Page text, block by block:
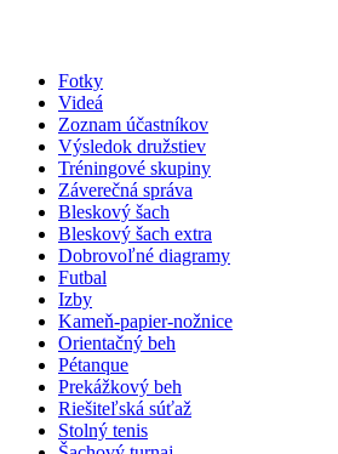
Fotky
Videá
Zoznam účastníkov
Výsledok družstiev
Tréningové skupiny
Záverečná správa
Bleskový šach
Bleskový šach extra
Dobrovoľné diagramy
Futbal
Izby
Kameň-papier-nožnice
Orientačný beh
Pétanque
Prekážkový beh
Riešiteľská súťaž
Stolný tenis